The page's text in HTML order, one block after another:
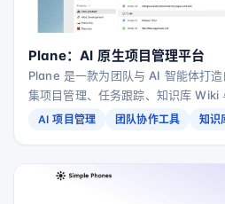
Plane：AI 原生项目管理平台
Plane 是一款为团队与 AI 智能体打造
集项目管理、任务跟踪、知识库 Wiki
端部署、自建与离线隔离环境。
AI 项目管理 团队协作工具 知识